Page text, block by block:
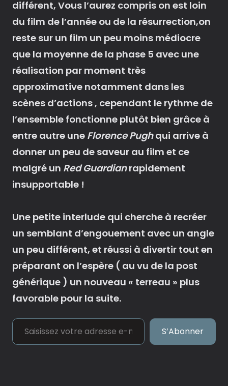
différent, Vous l’aurez compris on est loin
du film de l’année ou de la résurrection,on
reste sur un film un peu moins médiocre
que la moyenne de la phase 5 avec une
réalisation par moment très
approximative notamment dans les
scènes d’actions , cependant le rythme de
l’ensemble fonctionne plutôt bien grâce à
entre autre une Florence Pughqui arrive à
donner un peu de saveur au film et ce
malgré un Red Guardianrapidement
insupportable !
Une petite interlude qui cherche à recréer
un semblant d’engouement avec un angle
un peu différent, et réussi à divertir tout en
préparant on l’espère ( au vu de la post
générique ) un nouveau « terreau » plus
favorable pour la suite.
Saisissez votre adresse e-mail…
S’Abonner